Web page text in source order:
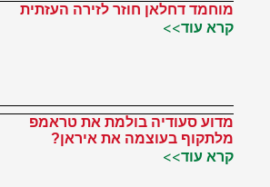
מוחמד דחלאן חוזר לזירה העזתית
קרא עוד>>
מדוע סעודיה בולמת את טראמפ
מלתקוף בעוצמה את איראן?
קרא עוד>>